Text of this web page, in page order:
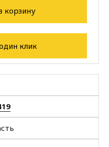
корзину
клик